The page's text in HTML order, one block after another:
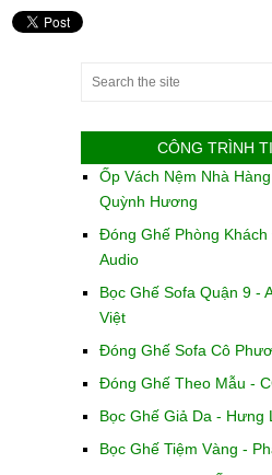
CÔNG TRÌNH
Ốp Vách Nệm Nhà
Quỳnh Hương
Đóng Ghế Phòng
Audio
Bọc Ghế Sofa Quận 9 -
Việt
Đóng Ghế Sofa Cô
Đóng Ghế Theo Mẫu -
Bọc Ghế Giả Da - Hưng
Bọc Ghế Tiệm Vàng -